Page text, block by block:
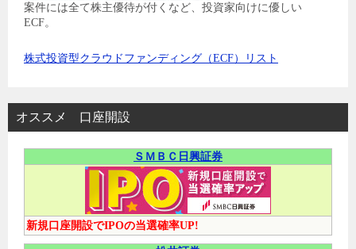
案件には全て株主優待が付くなど、投資家向けに優しい
ECF。
株式投資型クラウドファンディング（ECF）リスト
オススメ 口座開設
ＳＭＢＣ日興証券
新規口座開設でIPOの当選確率UP!